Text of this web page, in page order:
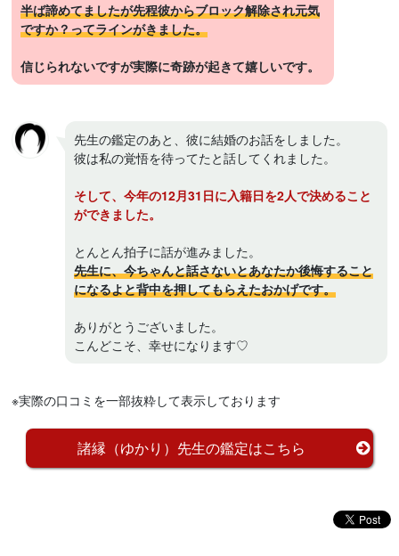
半ば諦めてましたが先程彼からブロック解除され元気
ですか？ってラインがきました。
信じられないですが実際に奇跡が起きて嬉しいです。
先生の鑑定のあと、彼に結婚のお話をしました。
彼は私の覚悟を待ってたと話してくれました。
そして、今年の12月31日に入籍日を2人で決めること
ができました。
とんとん拍子に話が進みました。
先生に、今ちゃんと話さないとあなたか後悔すること
になるよと背中を押してもらえたおかげです。
ありがとうございました。
こんどこそ、幸せになります♡
※実際の口コミを一部抜粋して表示しております
諸縁（ゆかり）先生の鑑定はこちら